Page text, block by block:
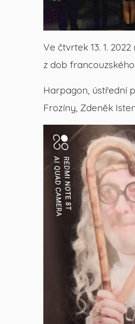
Ve čtvrtek 13. 1.
z dob
Harpagon, ústřední
Frozíny, Zdeněk